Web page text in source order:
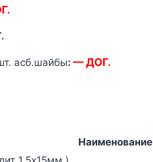
асб.шайбы: — ДОГ.
Наименование